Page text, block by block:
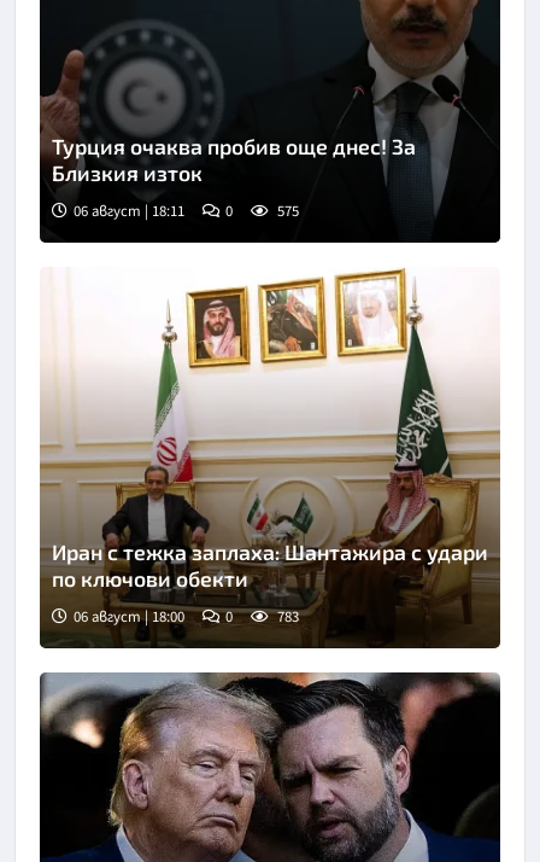
Снимка: БТА
Турция очаква пробив още днес! За
Близкия изток
06 август | 18:11 0 575
Снимка: БТА
Иран с тежка заплаха: Шантажира с удари
по ключови обекти
06 август | 18:00 0 783